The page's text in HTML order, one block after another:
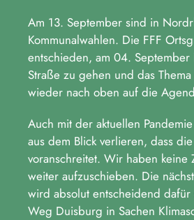
Am 13. September sind in
Kommunalwahlen. Die FFF
entschieden, am 04.
Straße zu gehen und das
wieder nach oben auf die
Auch mit der aktuellen
aus dem Blick verlieren, dass
voranschreitet. Wir haben keine
weiter aufzuschieben. Die
wird absolut entscheidend
Weg Duisburg in Sachen